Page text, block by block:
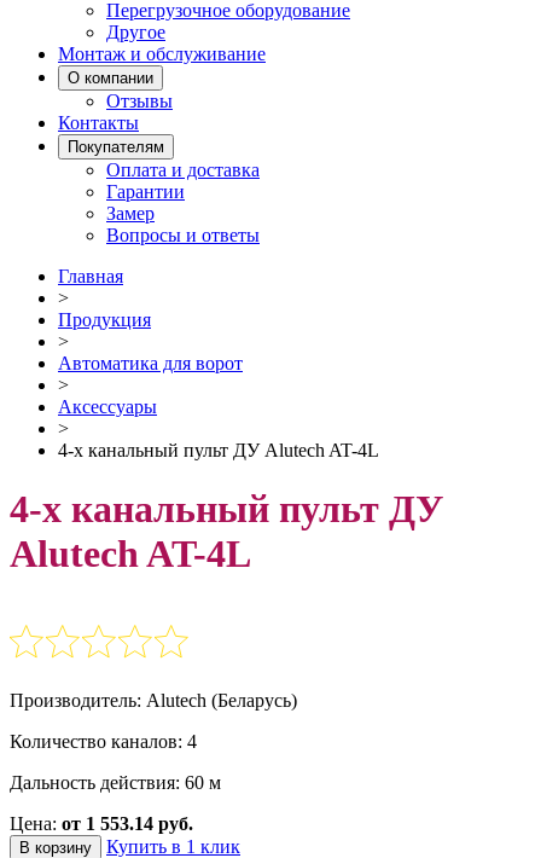
Перегрузочное оборудование
Другое
Монтаж и обслуживание
О компании
Отзывы
Контакты
Покупателям
Оплата и доставка
Гарантии
Замер
Вопросы и ответы
Главная
>
Продукция
>
Автоматика для ворот
>
Аксессуары
>
4-х канальный пульт ДУ Alutech AT-4L
4-х канальный пульт ДУ
Alutech AT-4L
Производитель: Alutech (Беларусь)
Количество каналов: 4
Дальность действия: 60 м
Цена: от 1 553.14 руб.
В корзину Купить в 1 клик